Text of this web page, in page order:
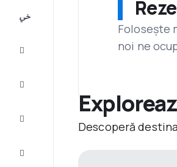
Folosește
noi ne
Descoperă